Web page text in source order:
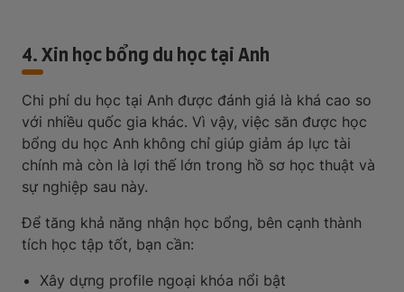
4. Xin học bổng du học tại Anh
Chi phí du học tại Anh được đánh giá là khá cao so
với nhiều quốc gia khác. Vì vậy, việc săn được học
bổng du học Anh không chỉ giúp giảm áp lực tài
chính mà còn là lợi thế lớn trong hồ sơ học thuật và
sự nghiệp sau này.
Để tăng khả năng nhận học bổng, bên cạnh thành
tích học tập tốt, bạn cần:
Xây dựng profile ngoại khóa nổi bật